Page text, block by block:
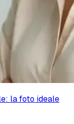
la foto ideale